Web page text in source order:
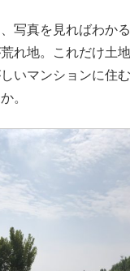
写真を見ればわか
れ地。これだけ土
いマンションに住
。